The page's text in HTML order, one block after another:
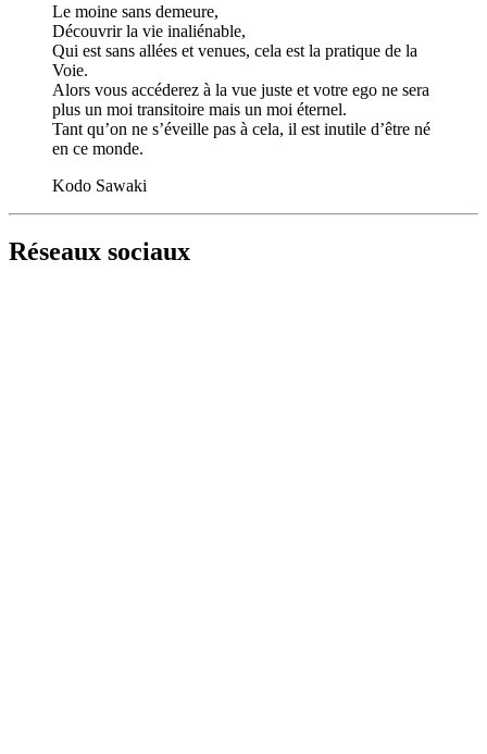
Le moine sans demeure,
Découvrir la vie inaliénable,
Qui est sans allées et venues, cela est la pratique de la
Voie.
Alors vous accéderez à la vue juste et votre ego ne sera
plus un moi transitoire mais un moi éternel.
Tant qu’on ne s’éveille pas à cela, il est inutile d’être né
en ce monde.
Kodo Sawaki
Réseaux sociaux